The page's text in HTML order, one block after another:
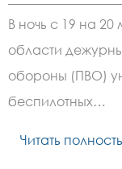
В ночь с 19 на
области
обороны (ПВО)
беспилотных…
Читать